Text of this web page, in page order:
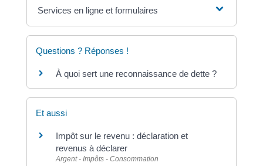
Services en ligne et formulaires
Questions ? Réponses !
À quoi sert une reconnaissance de dette ?
Et aussi
Impôt sur le revenu : déclaration et
revenus à déclarer
Argent - Impôts - Consommation